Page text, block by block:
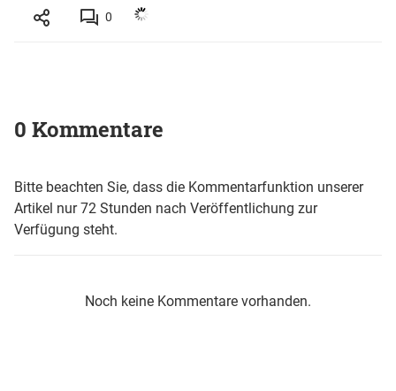
0
0 Kommentare
Bitte beachten Sie, dass die Kommentarfunktion unserer
Artikel nur 72 Stunden nach Veröffentlichung zur
Verfügung steht.
Noch keine Kommentare vorhanden.